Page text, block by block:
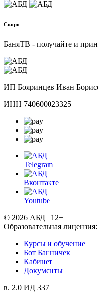
Скоро
БаняТВ - получайте и
ИП Бояринцев Иван
ИНН 740600023325
Telegram
Вконтакте
Youtube
© 2026 АБД 12+
Образовательная
Курсы и обучение
Бот Банничек
Кабинет
Документы
в. 2.0 ИД 337